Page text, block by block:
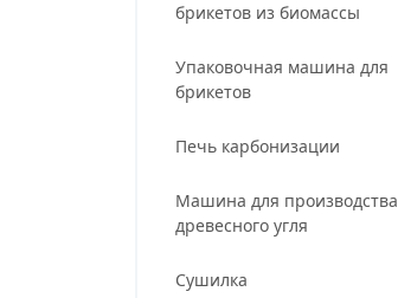
брикетов из биомассы
Упаковочная машина для
брикетов
Печь карбонизации
Машина для производства
древесного угля
Сушилка